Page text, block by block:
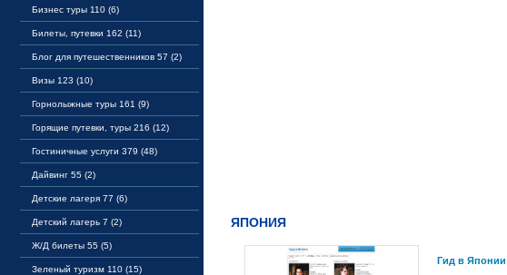
Бизнес туры 110 (6)
Билеты, путевки 162 (11)
Блог для путешественников 57 (2)
Визы 123 (10)
Горнолыжные туры 161 (9)
Горящие путевки, туры 216 (12)
Гостиничные услуги 379 (48)
Дайвинг 55 (2)
Детские лагеря 77 (6)
Детский лагерь 7 (2)
Ж/Д билеты 55 (5)
Зеленый туризм 110 (15)
ЯПОНИЯ
Гид в Японии